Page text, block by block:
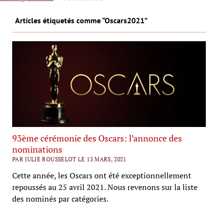
Articles étiquetés comme “Oscars2021”
93ème cérémonie des Oscars: l’annonce des
nominations
PAR JULIE ROUSSELOT LE 15 MARS, 2021
Cette année, les Oscars ont été exceptionnellement
repoussés au 25 avril 2021. Nous revenons sur la liste
des nominés par catégories.